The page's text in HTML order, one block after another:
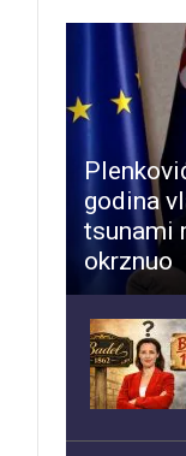
godina
tsunami
okrznuo